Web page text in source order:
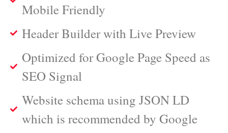
Mobile Friendly
Header Builder with Live Preview
Optimized for Google Page Speed as
SEO Signal
Website schema using JSON LD
which is recommended by Google